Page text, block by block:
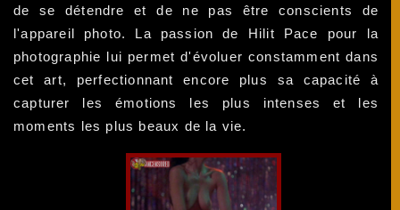
de se détendre et de ne pas être conscients de
l'appareil photo. La passion de Hilit Pace pour la
photographie lui permet d'évoluer constamment dans
cet art, perfectionnant encore plus sa capacité à
capturer les émotions les plus intenses et les
moments les plus beaux de la vie.